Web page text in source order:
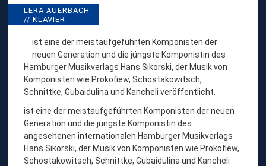
L
E
R
A
A
U
E
R
B
A
LERA AUERBACH
// KLAVIER
ist eine der meistaufgeführten Komponisten der
neuen Generation und die jüngste Komponistin des
Hamburger Musikverlags Hans Sikorski, der Musik von
Komponisten wie Prokofiew, Schostakowitsch,
Schnittke, Gubaidulina und Kancheli veröffentlicht.
ist eine der meistaufgeführten Komponisten der neuen
Generation und die jüngste Komponistin des
angesehenen internationalen Hamburger Musikverlags
Hans Sikorski, der Musik von Komponisten wie Prokofiew,
Schostakowitsch, Schnittke, Gubaidulina und Kancheli